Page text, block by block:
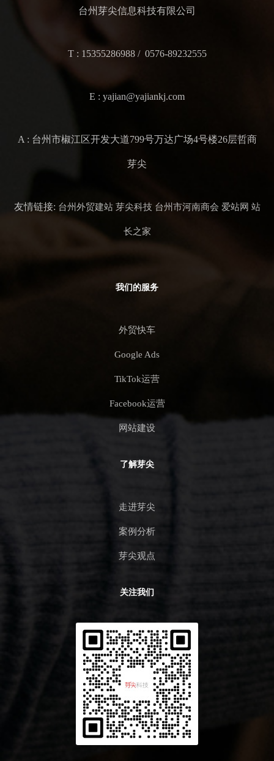
台州芽尖信息科技有限公司
T : 15355286988 / 0576-89232555
E : yajian@yajiankj.com
A : 台州市椒江区开发大道799号万达广场4号楼26层哲商
芽尖
友情链接: 台州外贸建站 芽尖科技 台州市河南商会 爱站网 站
长之家
我们的服务
外贸快车
Google Ads
TikTok运营
Facebook运营
网站建设
了解芽尖
走进芽尖
案例分析
芽尖观点
关注我们